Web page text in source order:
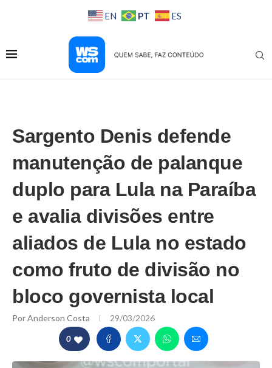
EN PT ES
Sargento Denis defende
manutenção de palanque
duplo para Lula na Paraíba
e avalia divisões entre
aliados de Lula no estado
como fruto de divisão no
bloco governista local
PorAnderson Costa 29/03/2026
0